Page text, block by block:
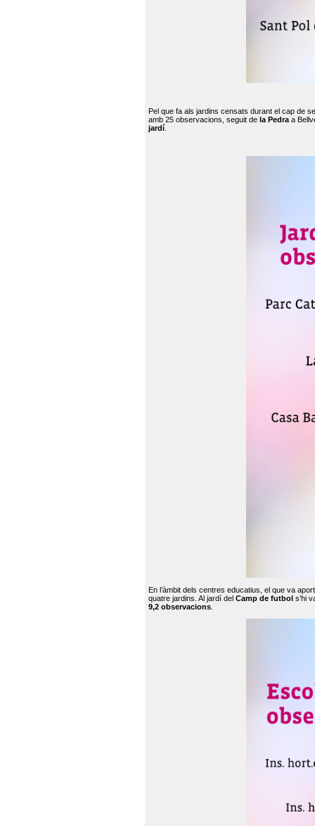
Pel que fa als jardins censats durant el cap de
amb 25 observacions, seguit de la Pedra a
jardí
En l’àmbit dels centres educatius, el que va
quatre jardins. Al jardí del Camp de futbol s’hi
9,2 observacions